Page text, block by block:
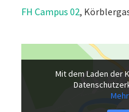
FH Campus 02,
Mit dem Laden der